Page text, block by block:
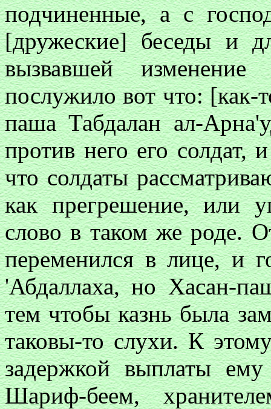
подчиненные, а с
[дружеские] беседы и
вызвавшей
послужило вот что:
паша Табдалан ал-
против него его солдат,
что солдаты
как прегрешение, или
слово в таком же роде.
переменился в лице, и
'Абдаллаха, но Хасан-
тем чтобы казнь была
таковы-то слухи. К
задержкой выплаты
Шариф-беем,